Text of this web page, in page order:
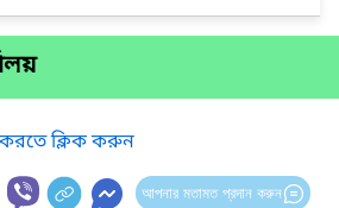
করতে ক্লিক করুন
আপনার মতামত প্রদান করুন